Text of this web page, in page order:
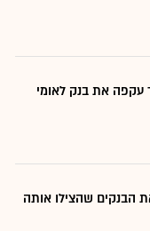
עקפה את בנק לאומי
הבנקים שהצילו אותה